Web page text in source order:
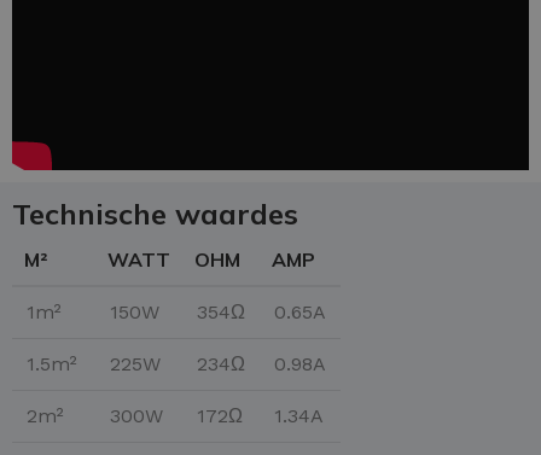
Technische waardes
M² WATT OHM AMP
1m² 150W 354Ω 0.65A
1.5m² 225W 234Ω 0.98A
2m² 300W 172Ω 1.34A